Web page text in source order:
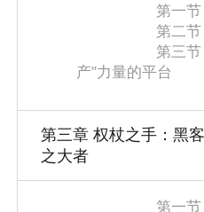
第一节 网
第二节 网
第三节 打
产”力量的平台
第三章 权杖之手：黑
之大者
第一节 黑